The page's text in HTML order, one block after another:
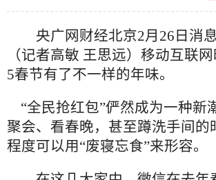
央广网财经北京2月 26 日消息
（记者高敏 王思远）移动互联
5春节有了不一样的年味。
“全民抢红包”俨然成为一种新
聚会、看春晚，甚至蹲洗手间
程度可以用“废寝忘食”来形容。